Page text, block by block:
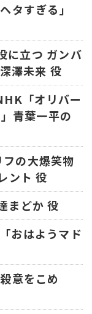
タすぎる」
に立つ ガンバ
澤未来 役
「オリバー
青葉一平の
の大爆笑物
ント 役
まどか 役
おはようマド
意をこめ